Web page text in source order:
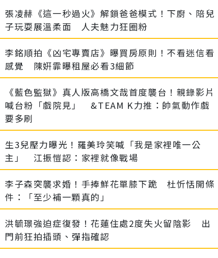
張凌赫《這一秒過火》解鎖爸爸模式！下廚、陪兒
子玩耍展溫柔面 人夫魅力狂圈粉
李銘順拍《凶宅專賣店》曝買房原則！不看迷信看
感覺 陳姸霏曝租屋必看3細節
《藍色監獄》真人版高橋文哉首度襲台！親錄影片
喊台粉「戲院見」 &TEAM K力推：帥氣動作戲
要多刷
生3兒壓力曝光！羅美玲笑喊「我是家裡唯一公
主」 江振愷認：家裡就像戰場
李子森突襲求婚！手捧鮮花單膝下跪 杜忻恬開條
件：「至少補一顆真的」
洪毓璟強迫症復發！花蓮住處2度失火留陰影 出
門前狂拍插頭、彈指確認